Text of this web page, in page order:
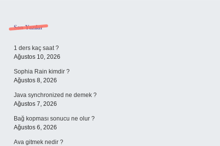
Sidebar
Son Yazılar
1 ders kaç saat ?
Ağustos 10, 2026
Sophia Rain kimdir ?
Ağustos 8, 2026
Java synchronized ne demek ?
Ağustos 7, 2026
Bağ kopması sonucu ne olur ?
Ağustos 6, 2026
Ava gitmek nedir ?